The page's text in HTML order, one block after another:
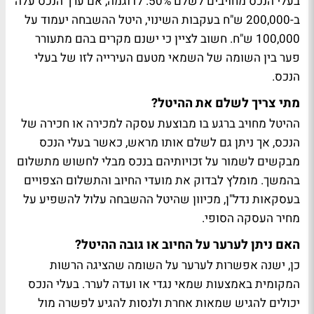
ב-200,000 ש"ח בעקבות השינוי, היטל ההשבחה יעמוד על
100,000 ש"ח. חשוב לציין כי ישנם מקרים בהם מתעורר
פער בין השומה של השמאי מטעם העירייה לזו של בעלי
הנכס.
מתי צריך לשלם את ההיטל?
ההיטל מחויב ברגע בו מבוצעת עסקה למכירה או חכירה של
הנכס, אך ניתן גם לשלם אותו מראש, כאשר בעלי הנכס
מבקשים לשמור על זכויותיהם בנכס מבלי לחשוש מתשלום
בהמשך. מומלץ לבדוק את מועדי החיוב והתשלום הצפויים
בעסקאות נדל"ן, מכיוון שהיטל ההשבחה עלול להשפיע על
מחיר העסקה הסופי.
האם ניתן לערער על החיוב או גובה ההיטל?
כן, ישנה אפשרות לערער על השומה שהציגה הרשות
המקומית באמצעות שמאי נגדי או ועדה לערר. בעלי הנכס
יכולים להגיש שמאות אחרת ולנסות להגיע לפשרה מול